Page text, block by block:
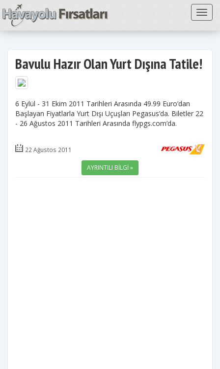
Bavulu Hazır Olan Yurt Dışına Tatile!
6 Eylül - 31 Ekim 2011 Tarihleri Arasında 49.99 Euro’dan
Başlayan Fiyatlarla Yurt Dışı Uçuşları Pegasus’da. Biletler 22
- 26 Ağustos 2011 Tarihleri Arasında flypgs.com’da.
22 Ağustos 2011
AYRINTILI BİLGİ »